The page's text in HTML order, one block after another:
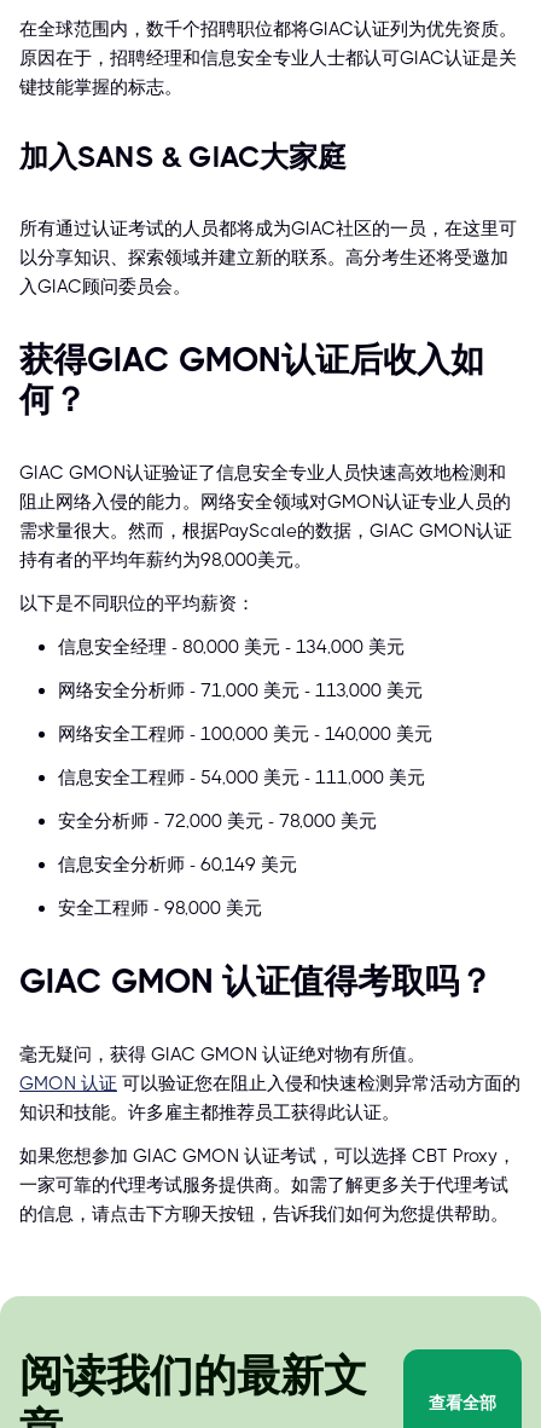
在全球范围内，数千个招聘职位都将GIAC认证列为优先资质。
原因在于，招聘经理和信息安全专业人士都认可GIAC认证是关
键技能掌握的标志。
加入SANS & GIAC大家庭
所有通过认证考试的人员都将成为GIAC社区的一员，在这里可
以分享知识、探索领域并建立新的联系。高分考生还将受邀加
入GIAC顾问委员会。
获得GIAC GMON认证后收入如
何？
GIAC GMON认证验证了信息安全专业人员快速高效地检测和
阻止网络入侵的能力。网络安全领域对GMON认证专业人员的
需求量很大。然而，根据PayScale的数据，GIAC GMON认证
持有者的平均年薪约为98,000美元。
以下是不同职位的平均薪资：
信息安全经理 - 80,000 美元 - 134,000 美元
网络安全分析师 - 71,000 美元 - 113,000 美元
网络安全工程师 - 100,000 美元 - 140,000 美元
信息安全工程师 - 54,000 美元 - 111,000 美元
安全分析师 - 72,000 美元 - 78,000 美元
信息安全分析师 - 60,149 美元
安全工程师 - 98,000 美元
GIAC GMON 认证值得考取吗？
毫无疑问，获得 GIAC GMON 认证绝对物有所值。
GMON 认证 可以验证您在阻止入侵和快速检测异常活动方面的
知识和技能。许多雇主都推荐员工获得此认证。
如果您想参加 GIAC GMON 认证考试，可以选择 CBT Proxy，
一家可靠的代理考试服务提供商。如需了解更多关于代理考试
的信息，请点击下方聊天按钮，告诉我们如何为您提供帮助。
阅读我们的最新文
查看全部